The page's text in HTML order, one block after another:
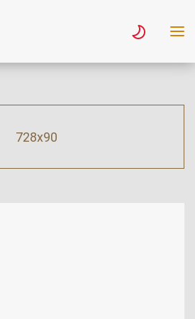
728x90